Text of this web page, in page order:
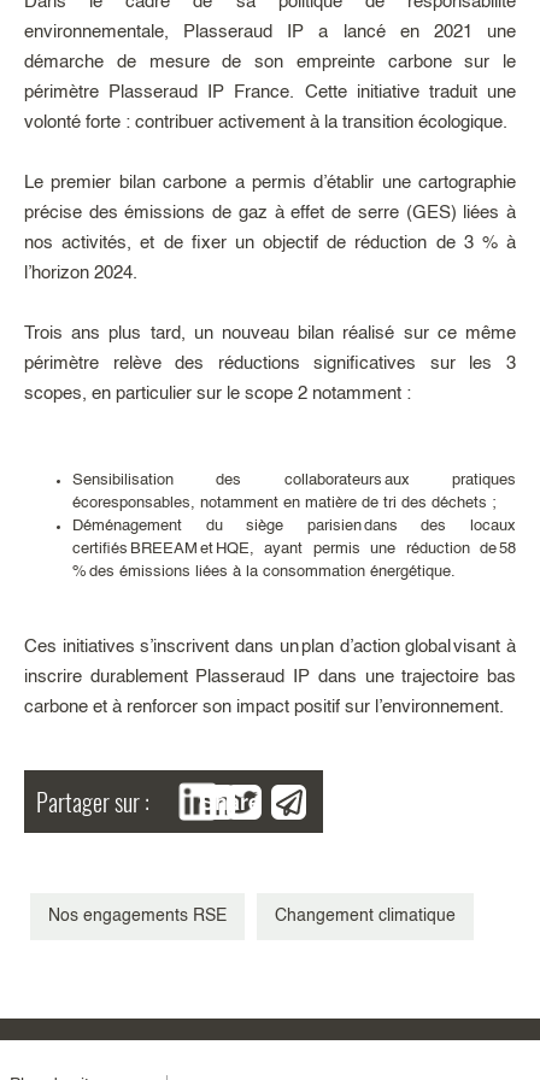
environnementale, Plasseraud IP a lancé en 2021 une
démarche de mesure de son empreinte carbone sur le
périmètre Plasseraud IP France. Cette initiative traduit une
volonté forte : contribuer activement à la transition écologique.
Le premier bilan carbone a permis d’établir une cartographie
précise des émissions de gaz à effet de serre (GES) liées à
nos activités, et de fixer un objectif de réduction de 3 % à
l’horizon 2024.
Trois ans plus tard, un nouveau bilan réalisé sur ce même
périmètre relève des réductions significatives sur les 3
scopes, en particulier sur le scope 2 notamment :
Sensibilisation des collaborateurs aux pratiques
écoresponsables, notamment en matière de tri des déchets ;
Déménagement du siège parisien dans des locaux
certifiés BREEAM et HQE, ayant permis une réduction de 58
% des émissions liées à la consommation énergétique.
Ces initiatives s’inscrivent dans un plan d’action global visant à
inscrire durablement Plasseraud IP dans une trajectoire bas
carbone et à renforcer son impact positif sur l’environnement.
Partager sur : Share
Nos engagements RSE Changement climatique